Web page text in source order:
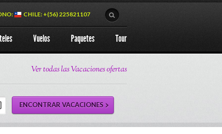
CHILE: +(56) 225821107
Vuelos Paquetes Tour
Ver todas las Vacaciones ofertas